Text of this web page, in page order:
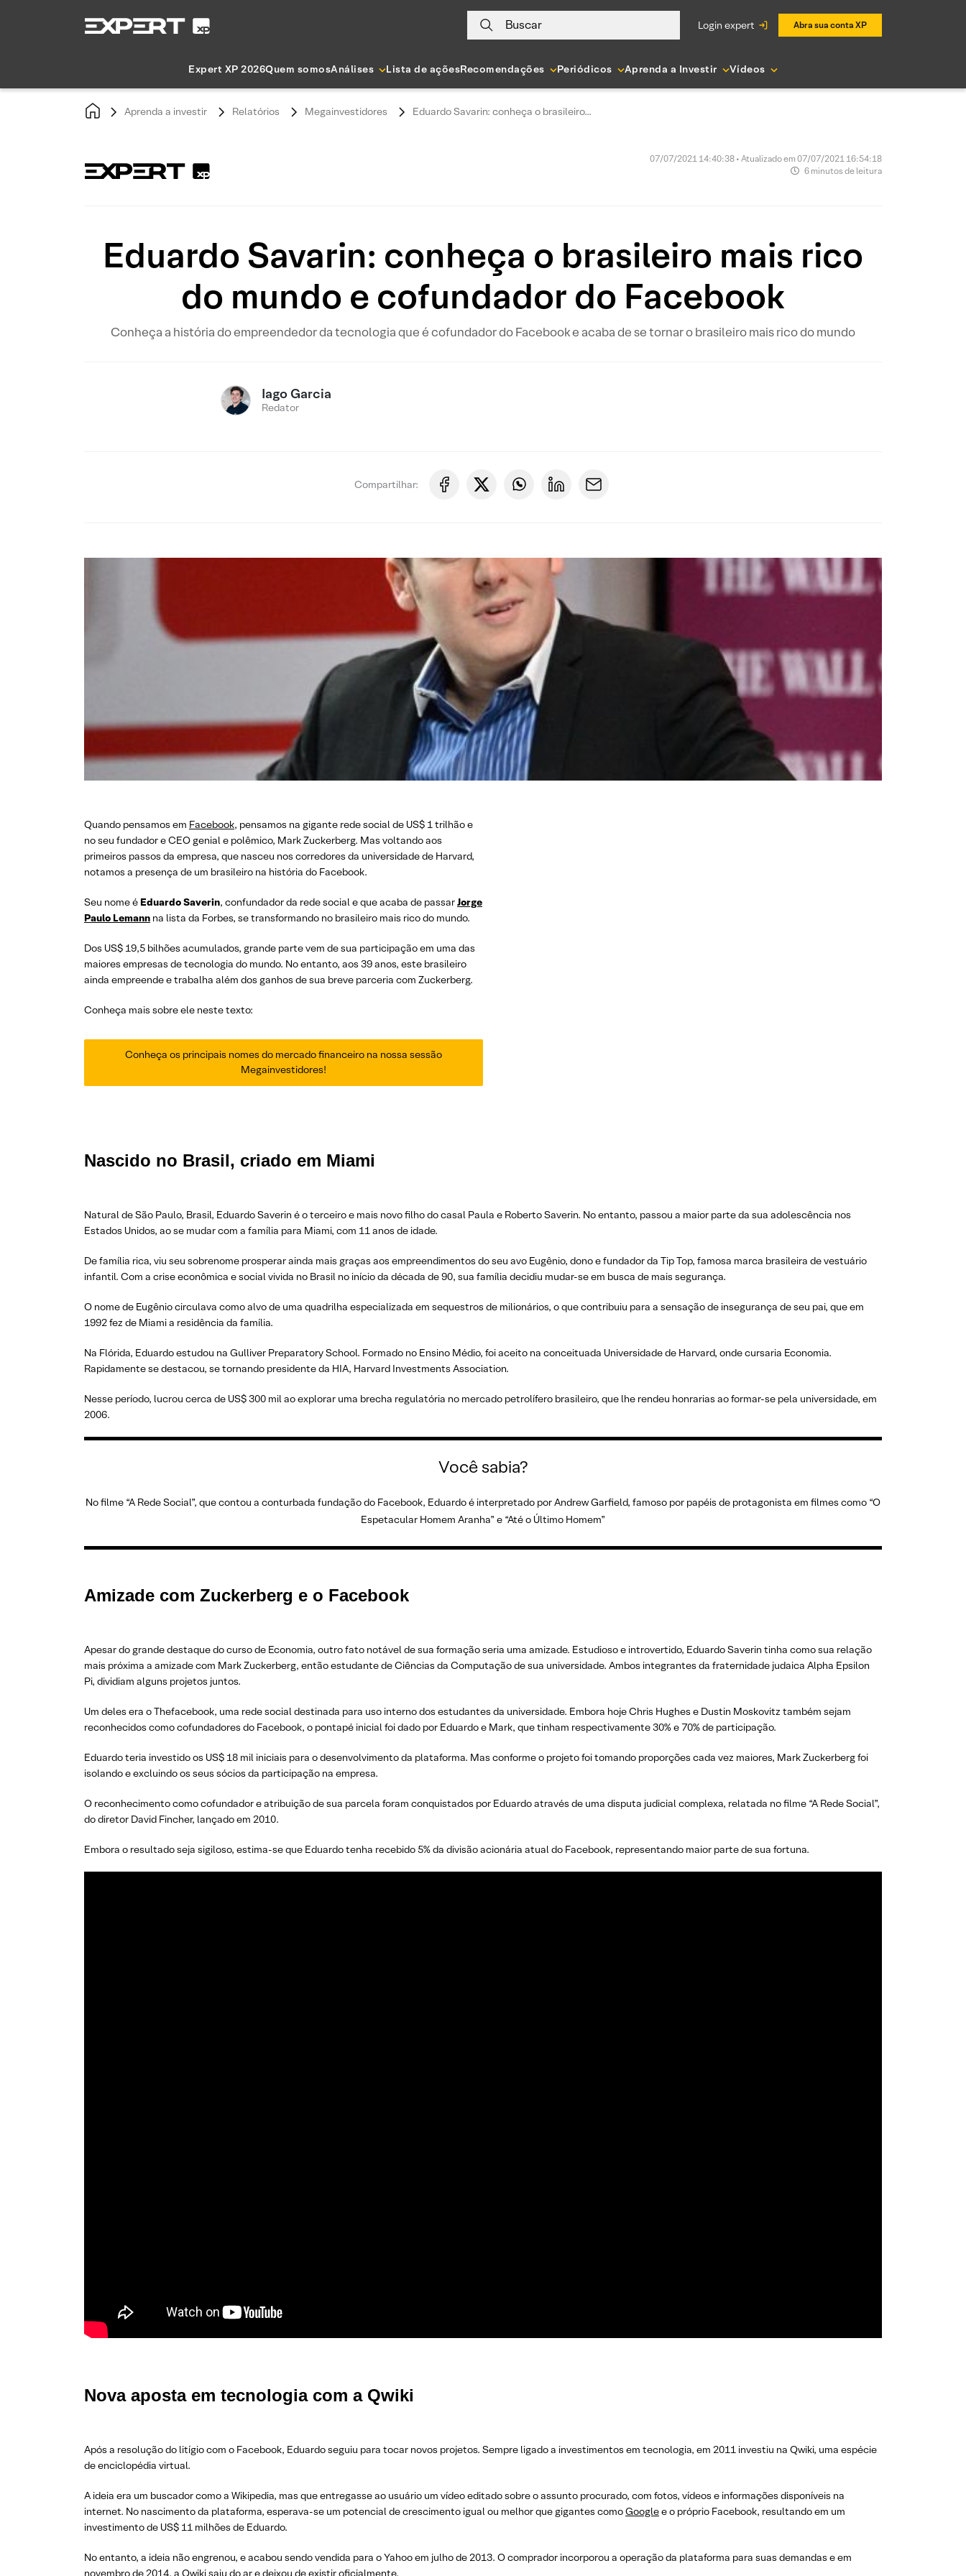
Buscar login expert Abra sua conta XP
Expert XP 2026Quem somosAnálises Lista de açõesRecomendações Periódicos Aprenda a Investir Vídeos
Aprenda a investir Relatórios Megainvestidores Eduardo Savarin: conheça o brasileiro...
07/07/2021 14:40:38 • Atualizado em 07/07/2021 16:54:18
6 minutos de leitura
Eduardo Savarin: conheça o brasileiro mais rico
do mundo e cofundador do Facebook
Conheça a história do empreendedor da tecnologia que é cofundador do Facebook e acaba de se tornar o brasileiro mais rico do mundo
Iago Garcia
Redator
Compartilhar:
Quando pensamos em Facebook, pensamos na gigante rede social de US$ 1 trilhão e
no seu fundador e CEO genial e polêmico, Mark Zuckerberg. Mas voltando aos
primeiros passos da empresa, que nasceu nos corredores da universidade de Harvard,
notamos a presença de um brasileiro na história do Facebook.
Seu nome é Eduardo Saverin, confundador da rede social e que acaba de passarJorge
Paulo Lemann na lista da Forbes, se transformando no brasileiro mais rico do mundo.
Dos US$ 19,5 bilhões acumulados, grande parte vem de sua participação em uma das
maiores empresas de tecnologia do mundo. No entanto, aos 39 anos, este brasileiro
ainda empreende e trabalha além dos ganhos de sua breve parceria com Zuckerberg.
Conheça mais sobre ele neste texto:
Conheça os principais nomes do mercado financeiro na nossa sessão
Megainvestidores!
Nascido no Brasil, criado em Miami
Natural de São Paulo, Brasil, Eduardo Saverin é o terceiro e mais novo filho do casal Paula e Roberto Saverin. No entanto, passou a maior parte da sua adolescência nos
Estados Unidos, ao se mudar com a família para Miami, com 11 anos de idade.
De família rica, viu seu sobrenome prosperar ainda mais graças aos empreendimentos do seu avo Eugênio, dono e fundador da Tip Top, famosa marca brasileira de vestuário
infantil. Com a crise econômica e social vivida no Brasil no início da década de 90, sua família decidiu mudar-se em busca de mais segurança.
O nome de Eugênio circulava como alvo de uma quadrilha especializada em sequestros de milionários, o que contribuiu para a sensação de insegurança de seu pai, que em
1992 fez de Miami a residência da família.
Na Flórida, Eduardo estudou na Gulliver Preparatory School. Formado no Ensino Médio, foi aceito na conceituada Universidade de Harvard, onde cursaria Economia.
Rapidamente se destacou, se tornando presidente da HIA, Harvard Investments Association.
Nesse período, lucrou cerca de US$ 300 mil ao explorar uma brecha regulatória no mercado petrolífero brasileiro, que lhe rendeu honrarias ao formar-se pela universidade, em
2006.
Você sabia?
No filme “A Rede Social”, que contou a conturbada fundação do Facebook, Eduardo é interpretado por Andrew Garfield, famoso por papéis de protagonista em filmes como “O
Espetacular Homem Aranha” e “Até o Último Homem”
Amizade com Zuckerberg e o Facebook
Apesar do grande destaque do curso de Economia, outro fato notável de sua formação seria uma amizade. Estudioso e introvertido, Eduardo Saverin tinha como sua relação
mais próxima a amizade com Mark Zuckerberg, então estudante de Ciências da Computação de sua universidade. Ambos integrantes da fraternidade judaica Alpha Epsilon
Pi, dividiam alguns projetos juntos.
Um deles era o Thefacebook, uma rede social destinada para uso interno dos estudantes da universidade. Embora hoje Chris Hughes e Dustin Moskovitz também sejam
reconhecidos como cofundadores do Facebook, o pontapé inicial foi dado por Eduardo e Mark, que tinham respectivamente 30% e 70% de participação.
Eduardo teria investido os US$ 18 mil iniciais para o desenvolvimento da plataforma. Mas conforme o projeto foi tomando proporções cada vez maiores, Mark Zuckerberg foi
isolando e excluindo os seus sócios da participação na empresa.
O reconhecimento como cofundador e atribuição de sua parcela foram conquistados por Eduardo através de uma disputa judicial complexa, relatada no filme “A Rede Social”,
do diretor David Fincher, lançado em 2010.
Embora o resultado seja sigiloso, estima-se que Eduardo tenha recebido 5% da divisão acionária atual do Facebook, representando maior parte de sua fortuna.
Nova aposta em tecnologia com a Qwiki
Após a resolução do litígio com o Facebook, Eduardo seguiu para tocar novos projetos. Sempre ligado a investimentos em tecnologia, em 2011 investiu na Qwiki, uma espécie
de enciclopédia virtual.
A ideia era um buscador como a Wikipedia, mas que entregasse ao usuário um vídeo editado sobre o assunto procurado, com fotos, vídeos e informações disponíveis na
internet. No nascimento da plataforma, esperava-se um potencial de crescimento igual ou melhor que gigantes comoGooglee o próprio Facebook, resultando em um
investimento de US$ 11 milhões de Eduardo.
No entanto, a ideia não engrenou, e acabou sendo vendida para o Yahoo em julho de 2013. O comprador incorporou a operação da plataforma para suas demandas e em
novembro de 2014, a Qwiki saiu do ar e deixou de existir oficialmente.